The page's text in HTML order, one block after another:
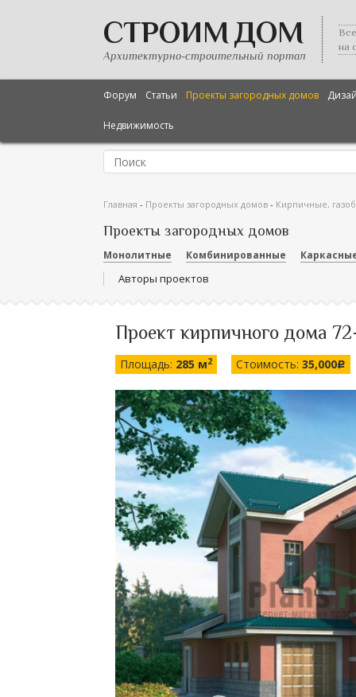
СТРОИМ ДОМ
Архитектурно-строительный портал
на
Форум Статьи Проекты загородных домов
Недвижимость
Главная - Проекты загородных домов - Кирпичные,
Проекты загородных домов
Монолитные Комбинированные
Авторы проектов
Проект кирпичного дома
Площадь: 285 м2 Стоимость: 35,000c